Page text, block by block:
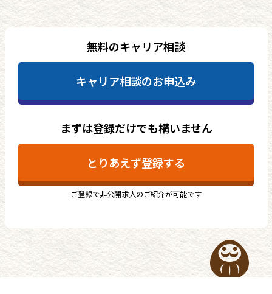
無料のキャリア相談
キャリア相談のお申込み
まずは登録だけでも構いません
とりあえず登録する
ご登録で非公開求人のご紹介が可能です